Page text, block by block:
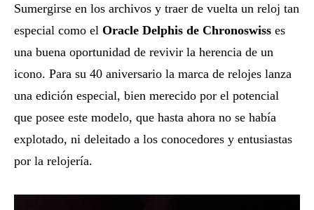
Sumergirse en los archivos y traer de vuelta un reloj tan
especial como el Oracle Delphis de Chronoswiss es
una buena oportunidad de revivir la herencia de un
icono. Para su 40 aniversario la marca de relojes lanza
una edición especial, bien merecido por el potencial
que posee este modelo, que hasta ahora no se había
explotado, ni deleitado a los conocedores y entusiastas
por la relojería.